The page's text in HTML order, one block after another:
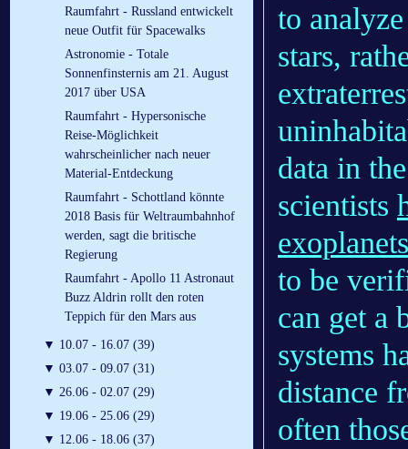
Raumfahrt - Russland entwickelt
neue Outfit für Spacewalks
Astronomie - Totale
Sonnenfinsternis am 21. August
2017 über USA
Raumfahrt - Hypersonische
Reise-Möglichkeit
wahrscheinlicher nach neuer
Material-Entdeckung
Raumfahrt - Schottland könnte
2018 Basis für Weltraumbahnhof
werden, sagt die britische
Regierung
Raumfahrt - Apollo 11 Astronaut
Buzz Aldrin rollt den roten
Teppich für den Mars aus
▼ 10.07 - 16.07 (39)
▼ 03.07 - 09.07 (31)
▼ 26.06 - 02.07 (29)
▼ 19.06 - 25.06 (29)
▼ 12.06 - 18.06 (37)
to
stars,
data in
scientists
exoplanets
to be
can get a
systems
distance
often